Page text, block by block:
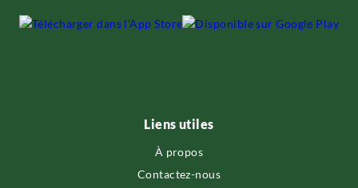
Liens utiles
À propos
Contactez-nous